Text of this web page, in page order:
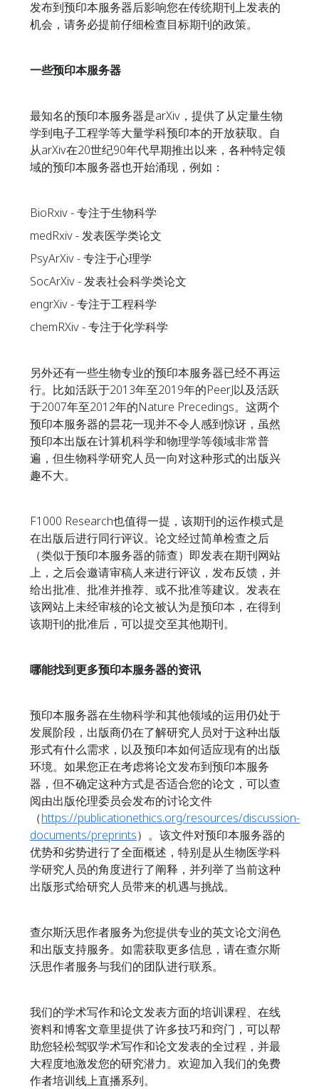
发布到预印本服务器后影响您在传统期刊上发表的
机会，请务必提前仔细检查目标期刊的政策。
一些预印本服务器
最知名的预印本服务器是arXiv，提供了从定量生物
学到电子工程学等大量学科预印本的开放获取。自
从arXiv在20世纪90年代早期推出以来，各种特定领
域的预印本服务器也开始涌现，例如：
BioRxiv - 专注于生物科学
medRxiv - 发表医学类论文
PsyArXiv - 专注于心理学
SocArXiv - 发表社会科学类论文
engrXiv - 专注于工程科学
chemRXiv - 专注于化学科学
另外还有一些生物专业的预印本服务器已经不再运
行。比如活跃于2013年至2019年的PeerJ以及活跃
于2007年至2012年的Nature Precedings。这两个
预印本服务器的昙花一现并不令人感到惊讶，虽然
预印本出版在计算机科学和物理学等领域非常普
遍，但生物科学研究人员一向对这种形式的出版兴
趣不大。
F1000 Research也值得一提，该期刊的运作模式是
在出版后进行同行评议。论文经过简单检查之后
（类似于预印本服务器的筛查）即发表在期刊网站
上，之后会邀请审稿人来进行评议，发布反馈，并
给出批准、批准并推荐、或不批准等建议。发表在
该网站上未经审核的论文被认为是预印本，在得到
该期刊的批准后，可以提交至其他期刊。
哪能找到更多预印本服务器的资讯
预印本服务器在生物科学和其他领域的运用仍处于
发展阶段，出版商仍在了解研究人员对于这种出版
形式有什么需求，以及预印本如何适应现有的出版
环境。如果您正在考虑将论文发布到预印本服务
器，但不确定这种方式是否适合您的论文，可以查
阅由出版伦理委员会发布的讨论文件
（https://publicationethics.org/resources/discussion-
documents/preprints）。该文件对预印本服务器的
优势和劣势进行了全面概述，特别是从生物医学科
学研究人员的角度进行了阐释，并列举了当前这种
出版形式给研究人员带来的机遇与挑战。
查尔斯沃思作者服务为您提供专业的英文论文润色
和出版支持服务。如需获取更多信息，请在查尔斯
沃思作者服务与我们的团队进行联系。
我们的学术写作和论文发表方面的培训课程、在线
资料和博客文章里提供了许多技巧和窍门，可以帮
助您轻松驾驭学术写作和论文发表的全过程，并最
大程度地激发您的研究潜力。欢迎加入我们的免费
作者培训线上直播系列。